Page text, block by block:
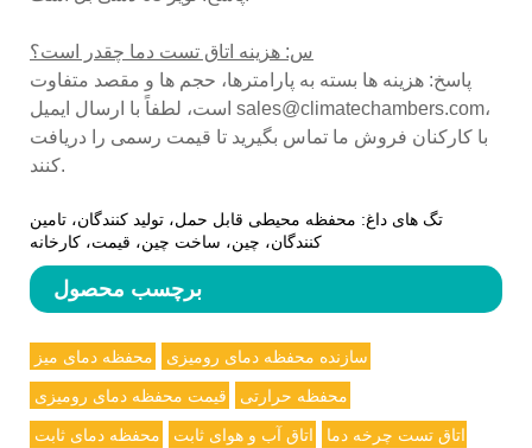
س: هزینه اتاق تست دما چقدر است؟
پاسخ: هزینه ها بسته به پارامترها، حجم ها و مقصد متفاوت
است، لطفاً با ارسال ایمیل sales@climatechambers.com،
با کارکنان فروش ما تماس بگیرید تا قیمت رسمی را دریافت
کنند.
تگ های داغ: محفظه محیطی قابل حمل، تولید کنندگان، تامین
کنندگان، چین، ساخت چین، قیمت، کارخانه
برچسب محصول
محفظه دمای میز سازنده محفظه دمای رومیزی
قیمت محفظه دمای رومیزی محفظه حرارتی
محفظه دمای ثابت اتاق آب و هوای ثابت اتاق تست چرخه دما